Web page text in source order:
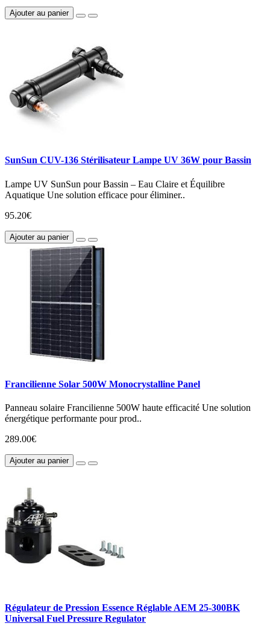
Ajouter au panier
SunSun CUV-136 Stérilisateur Lampe UV 36W pour Bassin
Lampe UV SunSun pour Bassin – Eau Claire et Équilibre
Aquatique Une solution efficace pour éliminer..
95.20€
Ajouter au panier
Francilienne Solar 500W Monocrystalline Panel
Panneau solaire Francilienne 500W haute efficacité Une solution
énergétique performante pour prod..
289.00€
Ajouter au panier
Régulateur de Pression Essence Réglable AEM 25-300BK
Universal Fuel Pressure Regulator